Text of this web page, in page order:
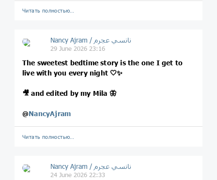
Читать полностью…
Nancy Ajram / نانسي عجرم
29 June 2026 23:16
The sweetest bedtime story is the one I get to
live with you every night 🤍✨
🎥 and edited by my Mila 🦋
@NancyAjram
Читать полностью…
Nancy Ajram / نانسي عجرم
24 June 2026 22:33